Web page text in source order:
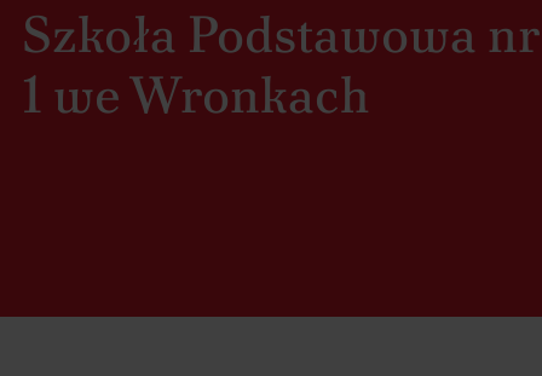
Szkoła Podstawowa nr
1 we Wronkach